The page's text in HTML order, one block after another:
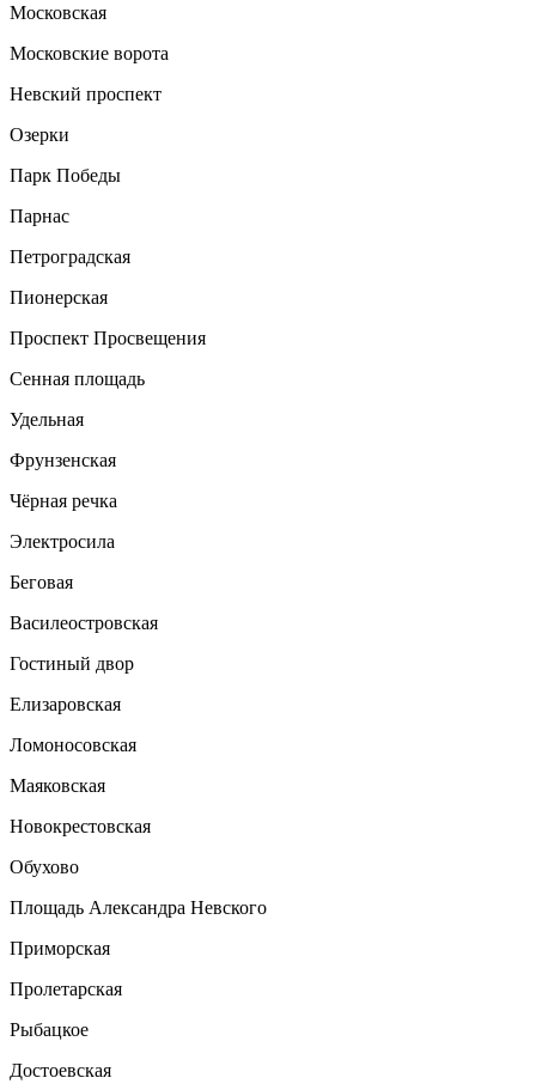
Московская
Московские ворота
Невский проспект
Озерки
Парк Победы
Парнас
Петроградская
Пионерская
Проспект Просвещения
Сенная площадь
Удельная
Фрунзенская
Чёрная речка
Электросила
Беговая
Василеостровская
Гостиный двор
Елизаровская
Ломоносовская
Маяковская
Новокрестовская
Обухово
Площадь Александра Невского
Приморская
Пролетарская
Рыбацкое
Достоевская